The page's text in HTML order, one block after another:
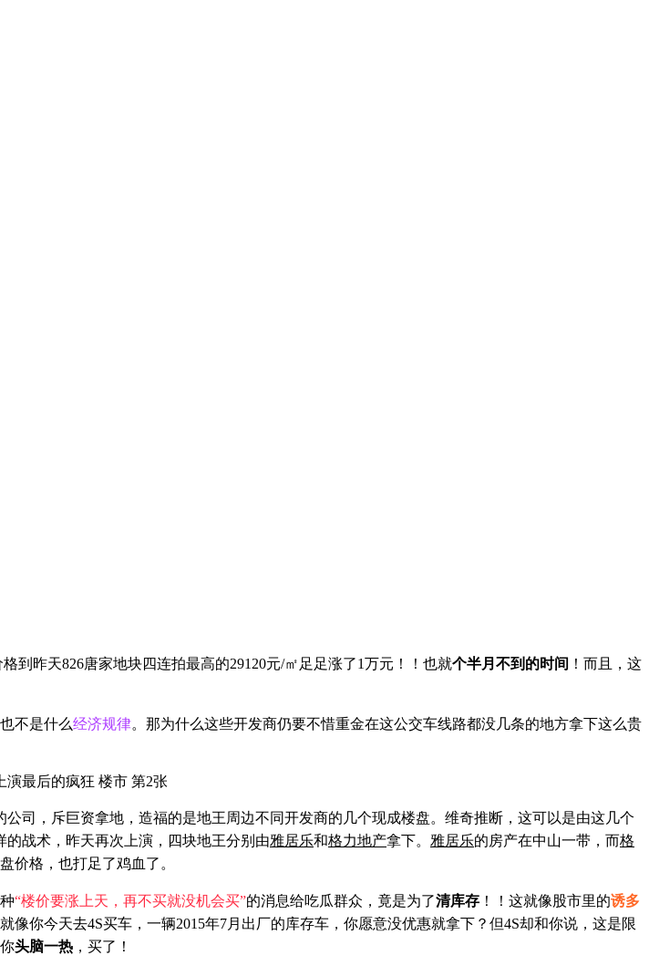
格到昨天826唐家地块四连拍最高的29120元/㎡足足涨了1万元！！也就个半月不到的时间 ！而且，这
也不是什么经济规律。那为什么这些开发商仍要不惜重金在这公交车线路都没几条的地方拿下这么贵
公司，斥巨资拿地，造福的是地王周边不同开发商的几个现成楼盘。维奇推断 ，这可以是由这几个
战术，昨天再次上演，四块地王分别由雅居乐和格力地产拿下。 雅居乐的房产在中山一带，而格
价格，也打足了鸡血了。
“楼价要涨上天，再不买就没机会买”的消息给吃瓜群众，竟是为了清库存 ！！这就像股市里的诱多
你今天去4S买车，一辆2015年7月出厂的库存车，你愿意没优惠就拿下？但4S却和你说，这是限
头脑一热 ，买了！